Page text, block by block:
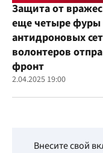
Защита от
еще четыре фуры
антидроновых
волонтеров
фронт
2.04.2025 19:00
Внесите свой